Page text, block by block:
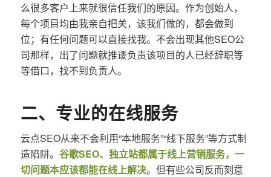
么很多客户上来就很信任我们的原因。作为创始人，
每个项目均由我亲自把关，该我们做的，都会做到
位；有任何问题可以直接找我。不会出现其他SEO公
司那样，出了问题就推诿负责该项目的人已经辞职等
等借口，找不到负责人。
二、专业的在线服务
云点SEO从来不会利用“本地服务”“线下服务”等方式制
造陷阱。 谷歌SEO、独立站都属于线上营销服务，一
切问题本应该都能在线上解决。但有些公司反而刻意